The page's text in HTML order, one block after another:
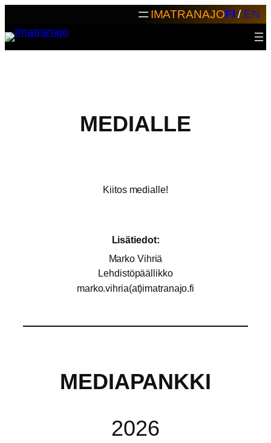
IMATRANAJOFI / EN
MEDIALLE
Kiitos medialle!
Lisätiedot:
Marko Vihriä
Lehdistöpäällikko
marko.vihria(at)imatranajo.fi
MEDIAPANKKI
2026